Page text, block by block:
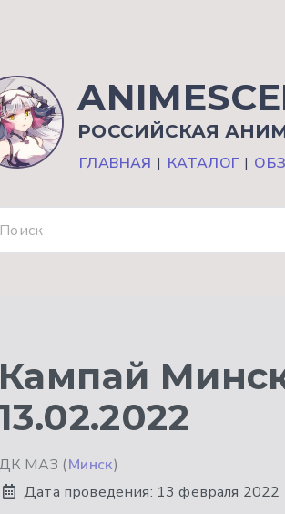
РОССИЙСКАЯ
ГЛАВНАЯ | КАТАЛОГ |
Кампай
МАЗ (Минск)
Дата проведения: 13 февраля 2022